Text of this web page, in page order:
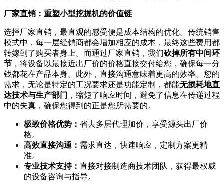
厂家直销：重塑小型挖掘机的价值链
选择厂家直销，最直观的感受便是成本结构的优化。传统销售
模式中，每一层经销商都会增加相应的成本，最终这些费用都
转嫁到了购买者身上。而通过厂家直销，我们砍掉所有中间环
节 ，将设备以最接近出厂价的价格直接交付给您，确保每一分
钱都花在产品本身。此外，直接沟通意味着更高的效率。您的
需求，无论是特定的工况要求还是功能定制，都能无损耗地直
达技术与生产部门 ，缩短了响应时间，避免了信息在传递过程
中的失真，确保您得到的正是您所需要的。
极致价格优势： 省去多层代理加价，享受源头出厂价
格。
高效直接沟通： 需求直达，快速响应，定制方案更精
准。
专业技术支持： 直接对接制造商技术团队，获得最权威
的设备咨询与指导。